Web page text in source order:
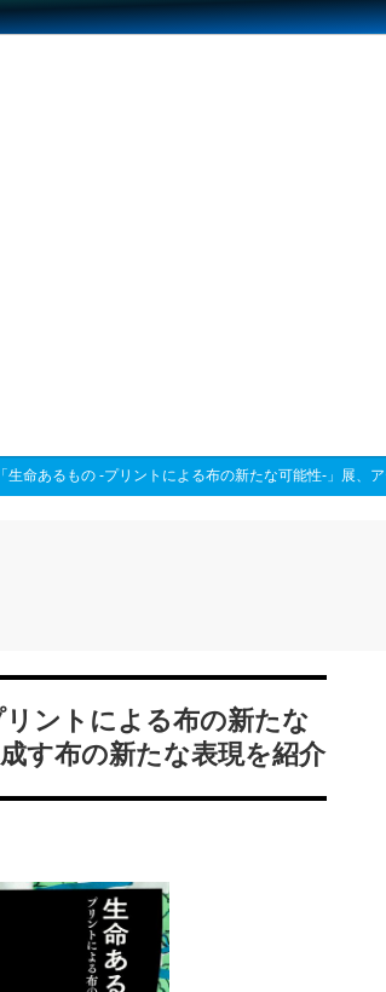
生命あるもの -プリントによる布の新たな可能性-」展、
ントによる布の新たな
す布の新たな表現を紹介